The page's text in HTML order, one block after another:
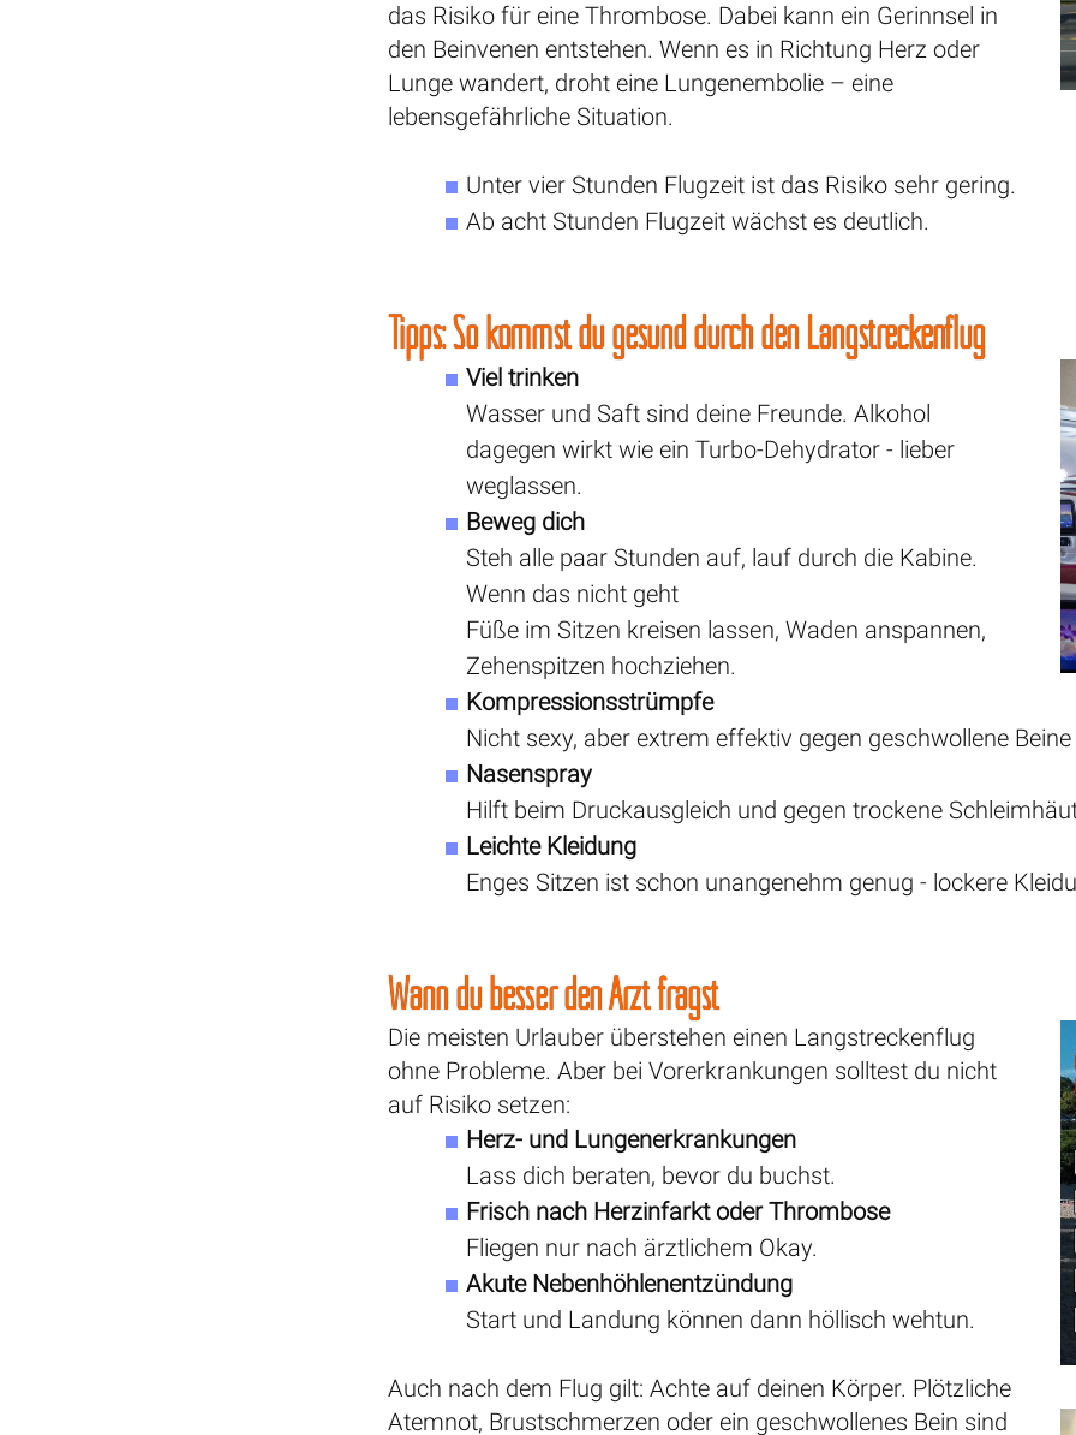
das Risiko für eine Thrombose. Dabei kann ein Gerinnsel in
den Beinvenen entstehen. Wenn es in Richtung Herz oder
Lunge wandert, droht eine Lungenembolie – eine
lebensgefährliche Situation.
Unter vier Stunden Flugzeit ist das Risiko sehr gering.
Ab acht Stunden Flugzeit wächst es deutlich.
Tipps: So kommst du gesund durch den Langstreckenflug
Viel trinken
Wasser und Saft sind deine Freunde. Alkohol
dagegen wirkt wie ein Turbo-Dehydrator - lieber
weglassen.
Beweg dich
Steh alle paar Stunden auf, lauf durch die Kabine.
Wenn das nicht geht
Füße im Sitzen kreisen lassen, Waden anspannen,
Zehenspitzen hochziehen.
Kompressionsstrümpfe
Nicht sexy, aber extrem effektiv gegen geschwollene
Nasenspray
Hilft beim Druckausgleich und gegen trockene
Leichte Kleidung
Enges Sitzen ist schon unangenehm genug - lockere
Wann du besser den Arzt fragst
Die meisten Urlauber überstehen einen Langstreckenflug
ohne Probleme. Aber bei Vorerkrankungen solltest du nicht
auf Risiko setzen:
Herz- und Lungenerkrankungen
Lass dich beraten, bevor du buchst.
Frisch nach Herzinfarkt oder Thrombose
Fliegen nur nach ärztlichem Okay.
Akute Nebenhöhlenentzündung
Start und Landung können dann höllisch wehtun.
Auch nach dem Flug gilt: Achte auf deinen Körper. Plötzliche
Atemnot, Brustschmerzen oder ein geschwollenes Bein sind